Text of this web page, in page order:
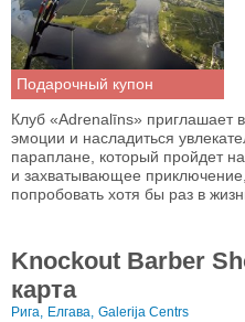
Подарочный купон
Клуб «Adrenalīns» приглашает
эмоции и насладиться
параплане, который пройдет
и захватывающее
попробовать хотя бы раз в
Knockout Barber
карта
Рига, Елгава, Galerija Centrs